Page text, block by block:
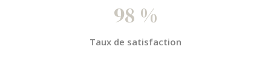
98 %
Taux de satisfaction